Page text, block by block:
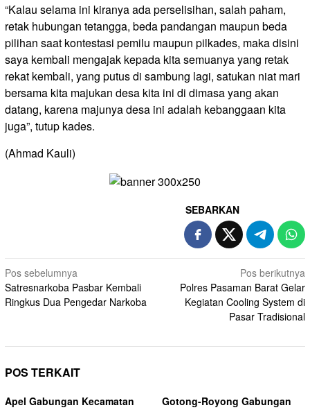
“Kalau selama ini kiranya ada perselisihan, salah paham,
retak hubungan tetangga, beda pandangan maupun beda
pilihan saat kontestasi pemilu maupun pilkades, maka disini
saya kembali mengajak kepada kita semuanya yang retak
rekat kembali, yang putus di sambung lagi, satukan niat mari
bersama kita majukan desa kita ini di dimasa yang akan
datang, karena majunya desa ini adalah kebanggaan kita
juga”, tutup kades.
(Ahmad Kauli)
SEBARKAN
Navigasi
pos
Pos sebelumnya
Satresnarkoba Pasbar Kembali
Ringkus Dua Pengedar Narkoba
Pos berikutnya
Polres Pasaman Barat Gelar
Kegiatan Cooling System di
Pasar Tradisional
POS TERKAIT
Apel Gabungan Kecamatan
Gotong-Royong Gabungan